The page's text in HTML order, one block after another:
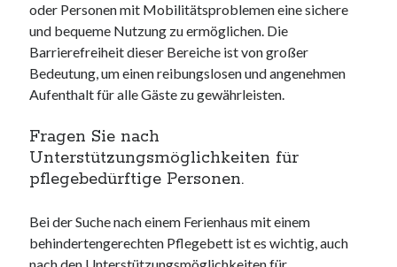
oder Personen mit Mobilitätsproblemen eine sichere
und bequeme Nutzung zu ermöglichen. Die
Barrierefreiheit dieser Bereiche ist von großer
Bedeutung, um einen reibungslosen und angenehmen
Aufenthalt für alle Gäste zu gewährleisten.
Fragen Sie nach
Unterstützungsmöglichkeiten für
pflegebedürftige Personen.
Bei der Suche nach einem Ferienhaus mit einem
behindertengerechten Pflegebett ist es wichtig, auch